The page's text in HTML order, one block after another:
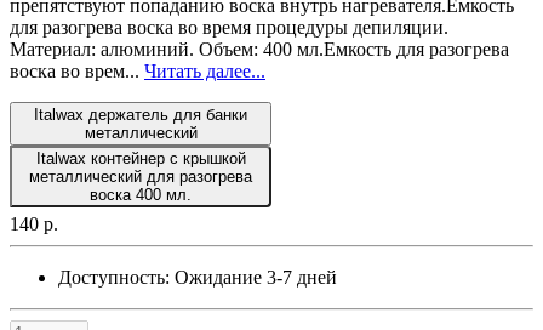
препятствуют попаданию воска внутрь нагревателя.Емкость
для разогрева воска во время процедуры депиляции.
Материал: алюминий. Объем: 400 мл.Емкость для разогрева
воска во врем... Читать далее...
Italwax держатель для банки
металлический
Italwax контейнер с крышкой
металлический для разогрева
воска 400 мл.
140 р.
Доступность: Ожидание 3-7 дней